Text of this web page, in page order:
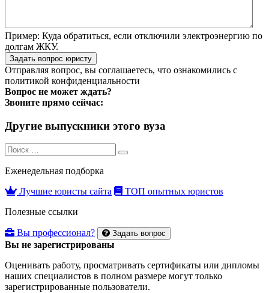
Пример: Куда обратиться, если отключили электроэнергию по
долгам ЖКУ.
Задать вопрос юристу
Отправляя вопрос, вы соглашаетесь, что ознакомились с
политикой конфиденциальности
Вопрос не может ждать?
Звоните прямо сейчас:
Другие выпускники этого вуза
Search
for:
Search
Еженедельная подборка
Лучшие юристы сайта
ТОП опытных юристов
Полезные ссылки
Вы профессионал? Задать вопрос
Вы не зарегистрированы
Оценивать работу, просматривать сертификаты или дипломы
наших специалистов в полном размере могут только
зарегистрированные пользователи.